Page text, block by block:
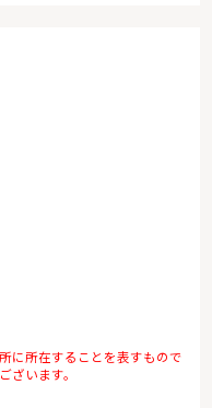
に所在することを表すもので
ざいます。